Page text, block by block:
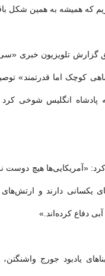
که همیشه به همین شکل
گزارش تلویزیون خبری
کوچک اما قدرتمند»
پادشاه انگلیس شوخی
«آمریکایی‌ها هیچ دوست
یکسانی دارند و
دفاع کرده‌اند.»
یادبود جورج